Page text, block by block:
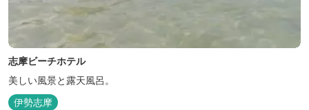
志摩ビーチホテル
美しい風景と露天風呂。
伊勢志摩